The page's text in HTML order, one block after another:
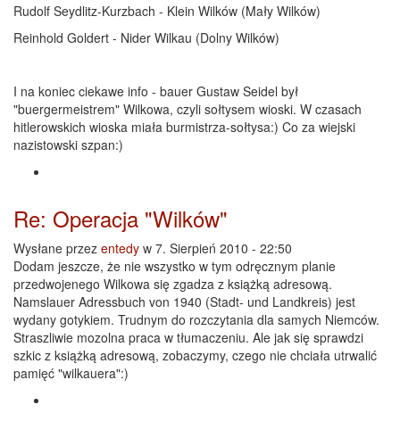
Rudolf Seydlitz-Kurzbach - Klein Wilków (Mały Wilków)
Reinhold Goldert - Nider Wilkau (Dolny Wilków)
I na koniec ciekawe info - bauer Gustaw Seidel był
"buergermeistrem" Wilkowa, czyli sołtysem wioski. W czasach
hitlerowskich wioska miała burmistrza-sołtysa:) Co za wiejski
nazistowski szpan:)
Re: Operacja "Wilków"
Wysłane przez entedy w 7. Sierpień 2010 - 22:50
Dodam jeszcze, że nie wszystko w tym odręcznym planie
przedwojenego Wilkowa się zgadza z książką adresową.
Namslauer Adressbuch von 1940 (Stadt- und Landkreis) jest
wydany gotykiem. Trudnym do rozczytania dla samych Niemców.
Straszliwie mozolna praca w tłumaczeniu. Ale jak się sprawdzi
szkic z książką adresową, zobaczymy, czego nie chciała utrwalić
pamięć "wilkauera":)